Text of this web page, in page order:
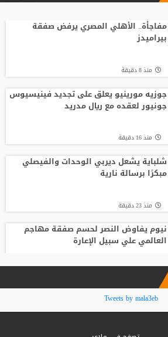
مبكرًا برسالة نارية
انطلاق منافسات بطولة الحسن الدولية
العاشرة للتايكواندو
افتتاح دورة "سبارتاكياد شعوب روسيا" 2026
في يكاترينبورغ
مفاجأة.. الأهلي المصري يرفض صفقة
بيراميدز
منذ 8 دقيقة
جوزيه مورينيو يعلق على تجديد فينيسيوس
جونيور لعقده مع ريال مدريد
منذ 16 دقيقة
شلباية يشعل ديربي الوحدات والفيصلي
مبكرًا برسالة نارية
منذ 23 دقيقة
نيوم يفاوض النصر لحسم صفقة مهاجم
العالمي علي سبيل الإعارة
زين الدين زيدان الكولومبي .. موهبة
صاعدة تستعد لتقديم نفسها للعالم
Tweets by mala3eb